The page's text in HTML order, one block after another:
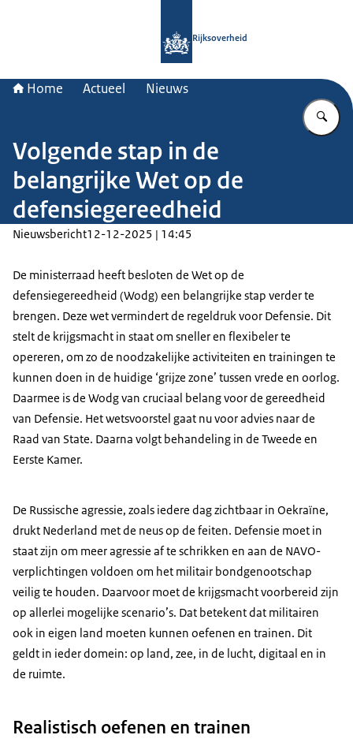
Rijksoverheid
Home Actueel Nieuws
Volgende stap in de
belangrijke Wet op de
defensiegereedheid
Nieuwsbericht12-12-2025 | 14:45
De ministerraad heeft besloten de Wet op de
defensiegereedheid (Wodg) een belangrijke stap verder te
brengen. Deze wet vermindert de regeldruk voor Defensie. Dit
stelt de krijgsmacht in staat om sneller en flexibeler te
opereren, om zo de noodzakelijke activiteiten en trainingen te
kunnen doen in de huidige ‘grijze zone’ tussen vrede en oorlog.
Daarmee is de Wodg van cruciaal belang voor de gereedheid
van Defensie. Het wetsvoorstel gaat nu voor advies naar de
Raad van State. Daarna volgt behandeling in de Tweede en
Eerste Kamer.
De Russische agressie, zoals iedere dag zichtbaar in Oekraïne,
drukt Nederland met de neus op de feiten. Defensie moet in
staat zijn om meer agressie af te schrikken en aan de NAVO-
verplichtingen voldoen om het militair bondgenootschap
veilig te houden. Daarvoor moet de krijgsmacht voorbereid zijn
op allerlei mogelijke scenario’s. Dat betekent dat militairen
ook in eigen land moeten kunnen oefenen en trainen. Dit
geldt in ieder domein: op land, zee, in de lucht, digitaal en in
de ruimte.
Realistisch oefenen en trainen